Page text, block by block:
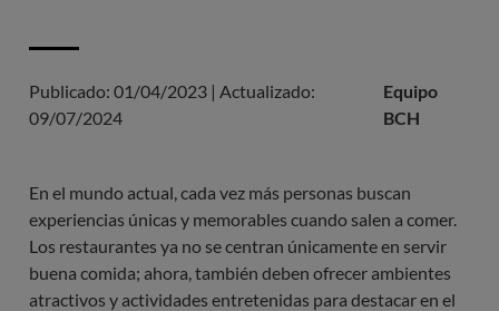
Publicado: 01/04/2023 | Actualizado:
09/07/2024
Equipo
BCH
En el mundo actual, cada vez más personas buscan
experiencias únicas y memorables cuando salen a comer.
Los restaurantes ya no se centran únicamente en servir
buena comida; ahora, también deben ofrecer ambientes
atractivos y actividades entretenidas para destacar en el